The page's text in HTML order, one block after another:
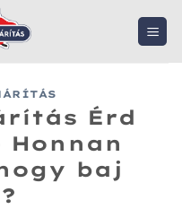
Érd
baj